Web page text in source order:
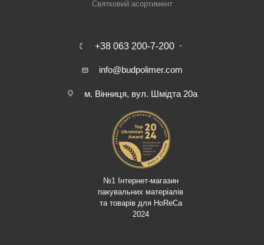
Святковий асортимент
+38 063 200-7-200
info@budpolimer.com
м. Вінниця, вул. Шмідта 20а
№1 Інтернет-магазин
пакувальних матеріалів
та товарів для HoReCa
2024